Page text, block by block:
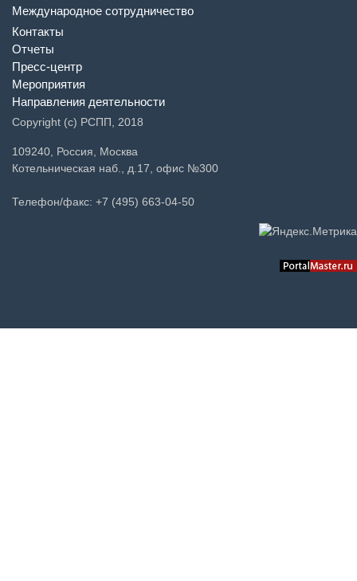
Экспертное обсуждение
Международное сотрудничество
Контакты
Отчеты
Пресс-центр
Мероприятия
Направления деятельности
109240, Россия, Москва